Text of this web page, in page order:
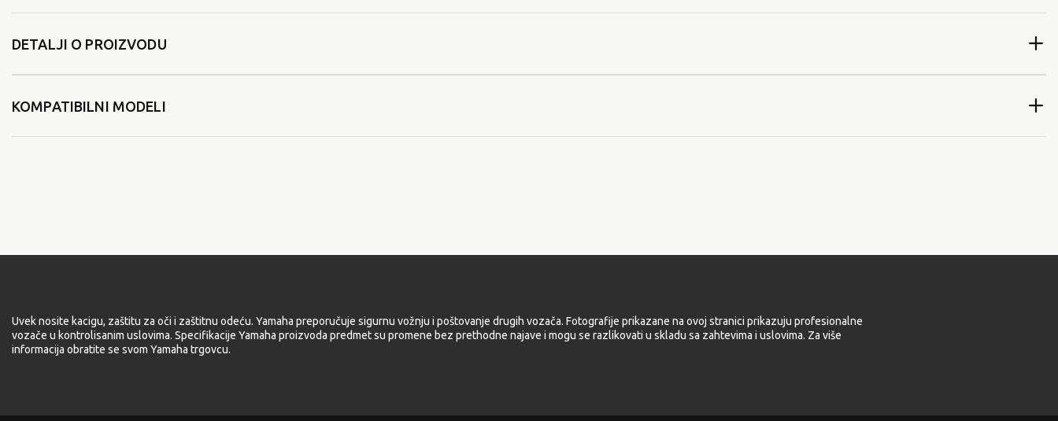
DETALJI O PROIZVODU
KOMPATIBILNI MODELI
Uvek nosite kacigu, zaštitu za oči i zaštitnu odeću. Yamaha preporučuje sigurnu vožnju i poštovanje drugih vozača. Fotografije prikazane na ovoj stranici prikazuju profesionalne
vozače u kontrolisanim uslovima. Specifikacije Yamaha proizvoda predmet su promene bez prethodne najave i mogu se razlikovati u skladu sa zahtevima i uslovima. Za više
informacija obratite se svom Yamaha trgovcu.